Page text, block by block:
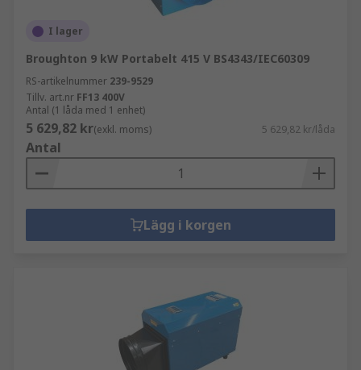
I lager
Broughton 9 kW Portabelt 415 V BS4343/IEC60309
RS-artikelnummer 239-9529
Tillv. art.nr FF13 400V
Antal (1 låda med 1 enhet)
5 629,82 kr(exkl. moms) 5 629,82 kr/låda
Antal
Lägg i korgen